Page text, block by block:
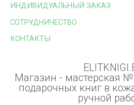
ИНДИВИДУАЛЬНЫЙ ЗАКАЗ
СОТРУДНИЧЕСТВО
КОНТАКТЫ
Магазин - мастерская
подарочных книг в
ручной